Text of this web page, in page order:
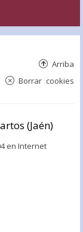
Arriba
Borrar cookies
(Jaén)
en Internet